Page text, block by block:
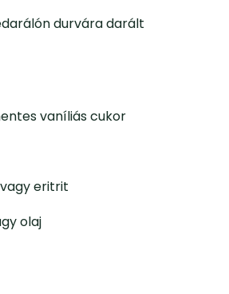
durvára darált
vaníliás cukor
eritrit
olaj